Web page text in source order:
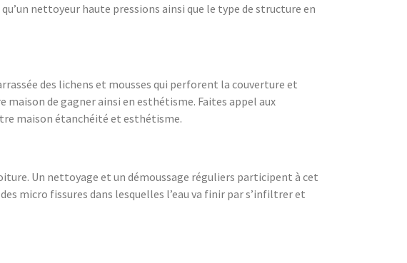
nettoyeur haute pressions ainsi que le type de structure en
des lichens et mousses qui perforent la couverture et
de gagner ainsi en esthétisme. Faites appel aux
maison étanchéité et esthétisme.
Un nettoyage et un démoussage réguliers participent à cet
micro fissures dans lesquelles l’eau va finir par s’infiltrer et